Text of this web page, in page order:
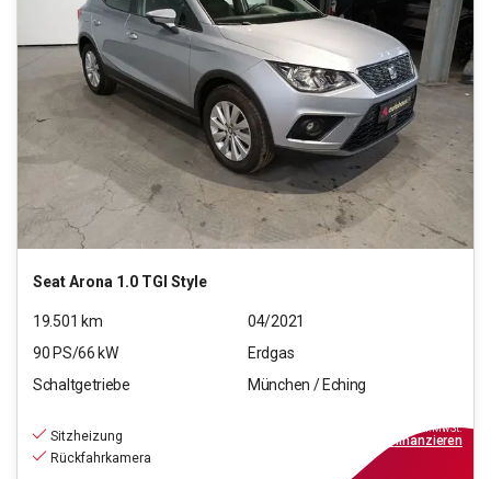
SeatArona 1.0 TGI Style
19.501 km
04/2021
90 PS/66 kW
Erdgas
Schaltgetriebe
München / Eching
Sitzheizung
Rückfahrkamera
inkl.MwSt.
finanzieren